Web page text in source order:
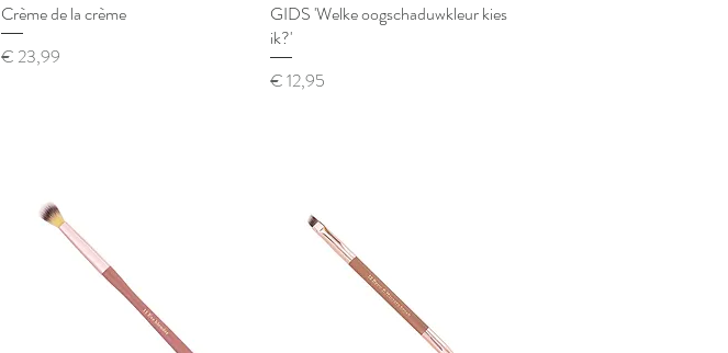
Snel overzicht
Crème de la crème
Prijs
€ 23,99
Snel overzicht
GIDS 'Welke oogschaduwkleur kies
ik?'
Prijs
€ 12,95